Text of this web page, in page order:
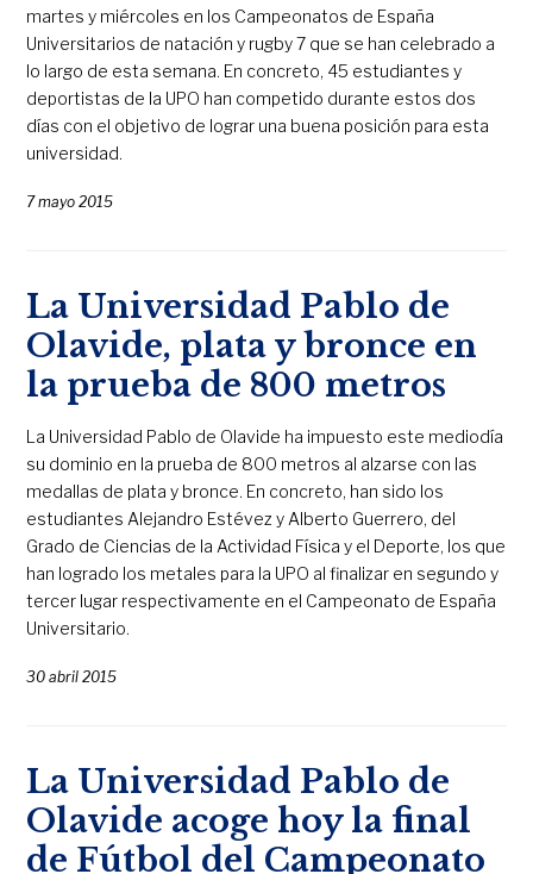
martes y miércoles en los Campeonatos de España
Universitarios de natación y rugby 7 que se han celebrado a
lo largo de esta semana. En concreto, 45 estudiantes y
deportistas de la UPO han competido durante estos dos
días con el objetivo de lograr una buena posición para esta
universidad.
7 mayo 2015
La Universidad Pablo de
Olavide, plata y bronce en
la prueba de 800 metros
La Universidad Pablo de Olavide ha impuesto este mediodía
su dominio en la prueba de 800 metros al alzarse con las
medallas de plata y bronce. En concreto, han sido los
estudiantes Alejandro Estévez y Alberto Guerrero, del
Grado de Ciencias de la Actividad Física y el Deporte, los que
han logrado los metales para la UPO al finalizar en segundo y
tercer lugar respectivamente en el Campeonato de España
Universitario.
30 abril 2015
La Universidad Pablo de
Olavide acoge hoy la final
de Fútbol del Campeonato